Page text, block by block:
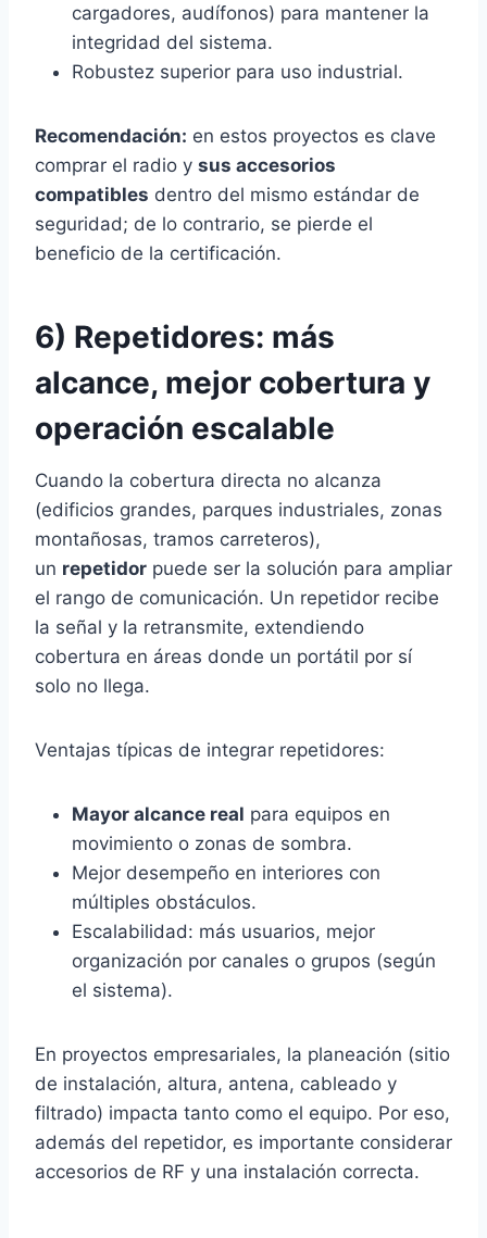
cargadores, audífonos) para mantener la
integridad del sistema.
Robustez superior para uso industrial.
Recomendación: en estos proyectos es clave
comprar el radio y sus accesorios
compatibles dentro del mismo estándar de
seguridad; de lo contrario, se pierde el
beneficio de la certificación.
6) Repetidores: más
alcance, mejor cobertura y
operación escalable
Cuando la cobertura directa no alcanza
(edificios grandes, parques industriales, zonas
montañosas, tramos carreteros),
un repetidor puede ser la solución para ampliar
el rango de comunicación. Un repetidor recibe
la señal y la retransmite, extendiendo
cobertura en áreas donde un portátil por sí
solo no llega.
Ventajas típicas de integrar repetidores:
Mayor alcance real para equipos en
movimiento o zonas de sombra.
Mejor desempeño en interiores con
múltiples obstáculos.
Escalabilidad: más usuarios, mejor
organización por canales o grupos (según
el sistema).
En proyectos empresariales, la planeación (sitio
de instalación, altura, antena, cableado y
filtrado) impacta tanto como el equipo. Por eso,
además del repetidor, es importante considerar
accesorios de RF y una instalación correcta.